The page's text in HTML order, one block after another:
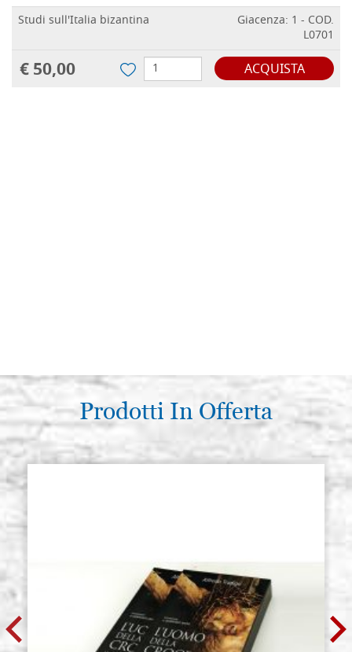
Studi sull'Italia bizantina
Giacenza: 1 - COD.
L0701
€ 50,00 ACQUISTA
Prodotti In Offerta